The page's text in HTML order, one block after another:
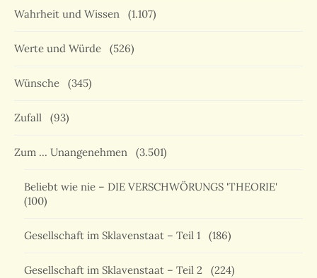
Wahrheit und Wissen (1.107)
Werte und Würde (526)
Wünsche (345)
Zufall (93)
Zum … Unangenehmen (3.501)
Beliebt wie nie – DIE VERSCHWÖRUNGS 'THEORIE'
(100)
Gesellschaft im Sklavenstaat – Teil 1 (186)
Gesellschaft im Sklavenstaat – Teil 2 (224)